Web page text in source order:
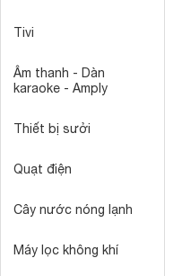
Tivi
Âm thanh - Dàn
karaoke - Amply
Thiết bị sưởi
Quạt điện
Cây nước nóng lạnh
Máy lọc không khí